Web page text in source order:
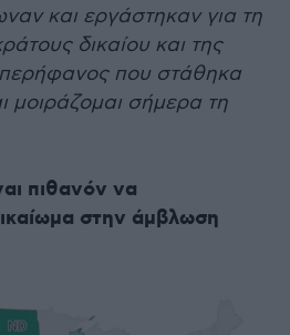
και εργάστηκαν για τη
δικαίου και της
που στάθηκα
μοιράζομαι σήμερα τη
πιθανόν να
στην άμβλωση